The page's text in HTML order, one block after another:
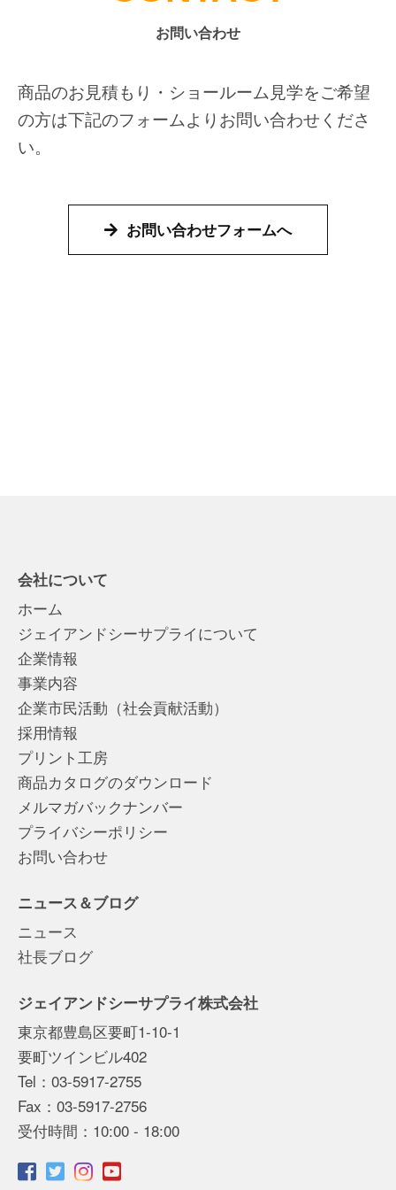
お問い合わせ
商品のお見積もり・ショールーム見学をご希望
の方は下記のフォームよりお問い合わせくださ
い。
お問い合わせフォームへ
会社について
ホーム
ジェイアンドシーサプライについて
企業情報
事業内容
企業市民活動（社会貢献活動）
採用情報
プリント工房
商品カタログのダウンロード
メルマガバックナンバー
プライバシーポリシー
お問い合わせ
ニュース＆ブログ
ニュース
社長ブログ
ジェイアンドシーサプライ株式会社
東京都豊島区要町1-10-1
要町ツインビル402
Tel：03-5917-2755
Fax：03-5917-2756
受付時間：10:00 - 18:00